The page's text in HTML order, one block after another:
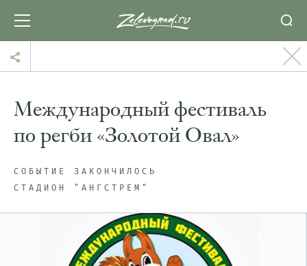
Международный фестиваль
по регби «Золотой Овал»
СОБЫТИЕ ЗАКОНЧИЛОСЬ
СТАДИОН "АНГСТРЕМ"